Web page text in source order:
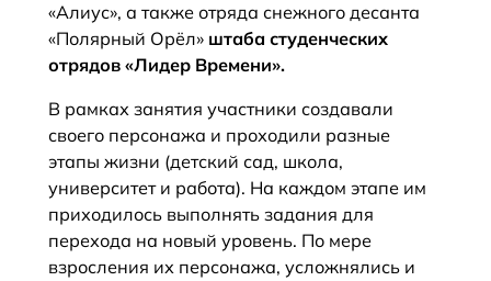
«Алиус», а также отряда снежного десанта
«Полярный Орëл» штаба студенческих
отрядов «Лидер Времени».
В рамках занятия участники создавали
своего персонажа и проходили разные
этапы жизни (детский сад, школа,
университет и работа). На каждом этапе им
приходилось выполнять задания для
перехода на новый уровень. По мере
взросления их персонажа, усложнялись и